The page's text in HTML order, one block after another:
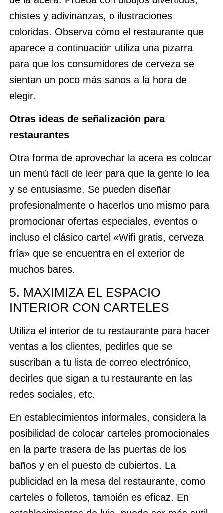
chistes y adivinanzas, o ilustraciones
coloridas. Observa cómo el restaurante que
aparece a continuación utiliza una pizarra
para que los consumidores de cerveza se
sientan un poco más sanos a la hora de
elegir.
Otras ideas de señalización para
restaurantes
Otra forma de aprovechar la acera es colocar
un menú fácil de leer para que la gente lo lea
y se entusiasme. Se pueden diseñar
profesionalmente o hacerlos uno mismo para
promocionar ofertas especiales, eventos o
incluso el clásico cartel «Wifi gratis, cerveza
fría» que se encuentra en el exterior de
muchos bares.
5. MAXIMIZA EL ESPACIO
INTERIOR CON CARTELES
Utiliza el interior de tu restaurante para hacer
ventas a los clientes, pedirles que se
suscriban a tu lista de correo electrónico,
decirles que sigan a tu restaurante en las
redes sociales, etc.
En establecimientos informales, considera la
posibilidad de colocar carteles promocionales
en la parte trasera de las puertas de los
baños y en el puesto de cubiertos. La
publicidad en la mesa del restaurante, como
carteles o folletos, también es eficaz. En